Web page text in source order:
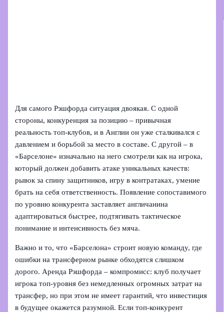
Для самого Рэшфорда ситуация двоякая. С одной
стороны, конкуренция за позицию – привычная
реальность топ-клубов, и в Англии он уже сталкивался с
давлением и борьбой за место в составе. С другой – в
«Барселоне» изначально на него смотрели как на игрока,
который должен добавить атаке уникальных качеств:
рывок за спину защитников, игру в контратаках, умение
брать на себя ответственность. Появление сопоставимого
по уровню конкурента заставляет англичанина
адаптироваться быстрее, подтягивать тактическое
понимание и интенсивность без мяча.
Важно и то, что «Барселона» строит новую команду, где
ошибки на трансферном рынке обходятся слишком
дорого. Аренда Рэшфорда – компромисс: клуб получает
игрока топ-уровня без немедленных огромных затрат на
трансфер, но при этом не имеет гарантий, что инвестиция
в будущее окажется разумной. Если топ-конкурент